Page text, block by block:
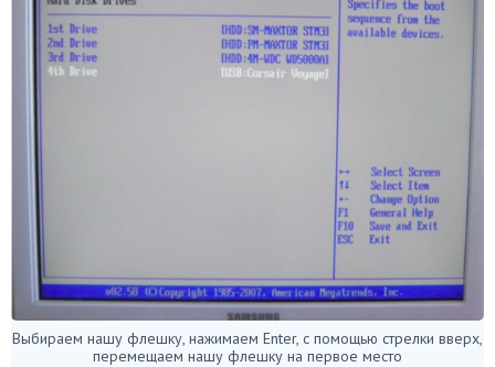
Выбираем нашу флешку, нажимаем Enter, с помощью стрелки вверх,
перемещаем нашу флешку на первое место